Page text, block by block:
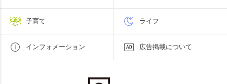
子育て ライフ
インフォメーション 広告掲載について